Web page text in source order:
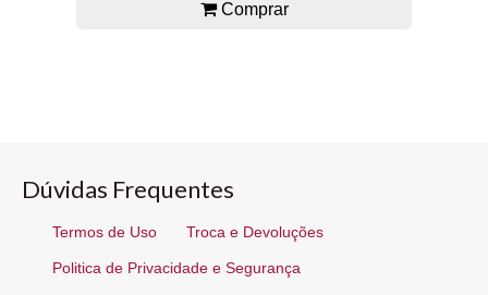
Comprar
Dúvidas Frequentes
Termos de Uso Troca e Devoluções
Politica de Privacidade e Segurança